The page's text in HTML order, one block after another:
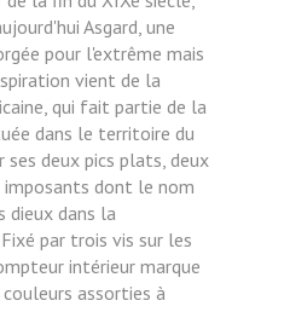
Asgard, une
pour l'extrême mais
vient de la
qui fait partie de la
dans le territoire du
ses deux pics plats, deux
dont le nom
dieux dans la
Fixé par trois vis sur les
intérieur marque
assorties à